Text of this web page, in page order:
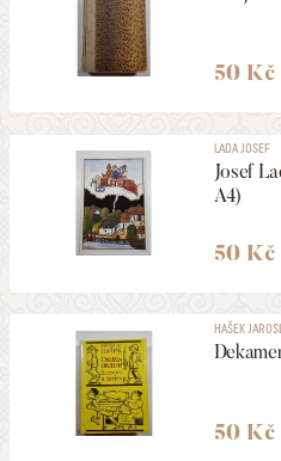
50 Kč
LADA JOSEF
Josef
A4)
50 Kč
HAŠEK
50 Kč